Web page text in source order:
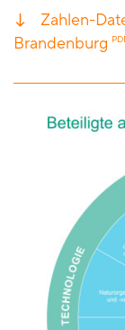
Zahlen-
Brandenburg